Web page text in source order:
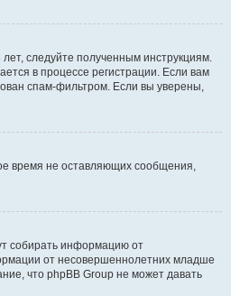
следуйте полученным инструкциям.
в процессе регистрации. Если вам
спам-фильтром. Если вы уверены,
время не оставляющих сообщения,
собирать информацию от
от несовершеннолетних младше
что phpBB Group не может давать